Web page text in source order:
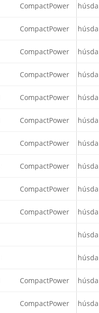
CompactPower
CompactPower
CompactPower
CompactPower
CompactPower
CompactPower
CompactPower
CompactPower
CompactPower
CompactPower
CompactPower
CompactPower